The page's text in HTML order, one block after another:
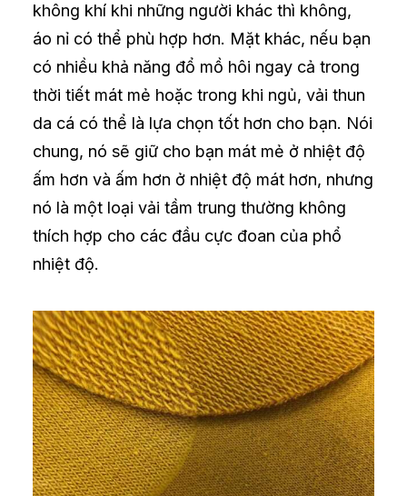
không khí khi những người khác thì không,
áo nỉ có thể phù hợp hơn. Mặt khác, nếu bạn
có nhiều khả năng đổ mồ hôi ngay cả trong
thời tiết mát mẻ hoặc trong khi ngủ, vải thun
da cá có thể là lựa chọn tốt hơn cho bạn. Nói
chung, nó sẽ giữ cho bạn mát mẻ ở nhiệt độ
ấm hơn và ấm hơn ở nhiệt độ mát hơn, nhưng
nó là một loại vải tầm trung thường không
thích hợp cho các đầu cực đoan của phổ
nhiệt độ.